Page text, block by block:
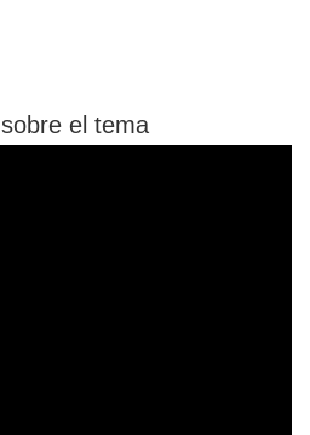
sobre el tema